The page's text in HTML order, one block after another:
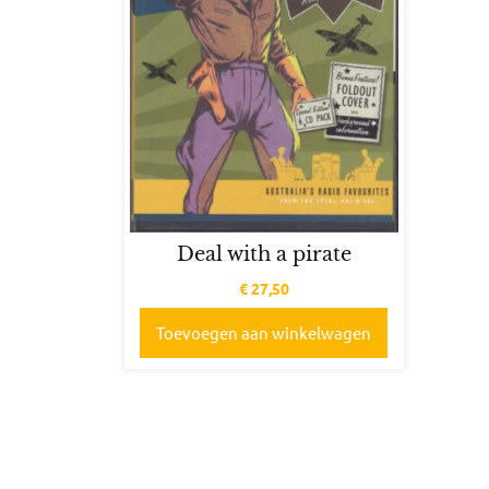
Deal with a pirate
€27,50
Toevoegen aan winkelwagen